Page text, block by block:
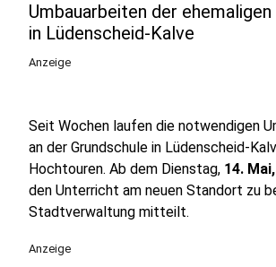
Umbauarbeiten der ehemaligen
in Lüdenscheid-Kalve
Anzeige
Seit Wochen laufen die notwendigen
an der Grundschule in Lüdenscheid-
Hochtouren. Ab dem Dienstag, 14. Mai,
den Unterricht am neuen Standort zu
Stadtverwaltung mitteilt.
Anzeige